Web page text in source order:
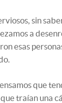
sin
a
esas
que
traían una